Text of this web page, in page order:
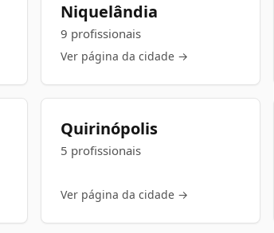
Niquelândia
9 profissionais
Ver página da cidade →
Quirinópolis
5 profissionais
Ver página da cidade →